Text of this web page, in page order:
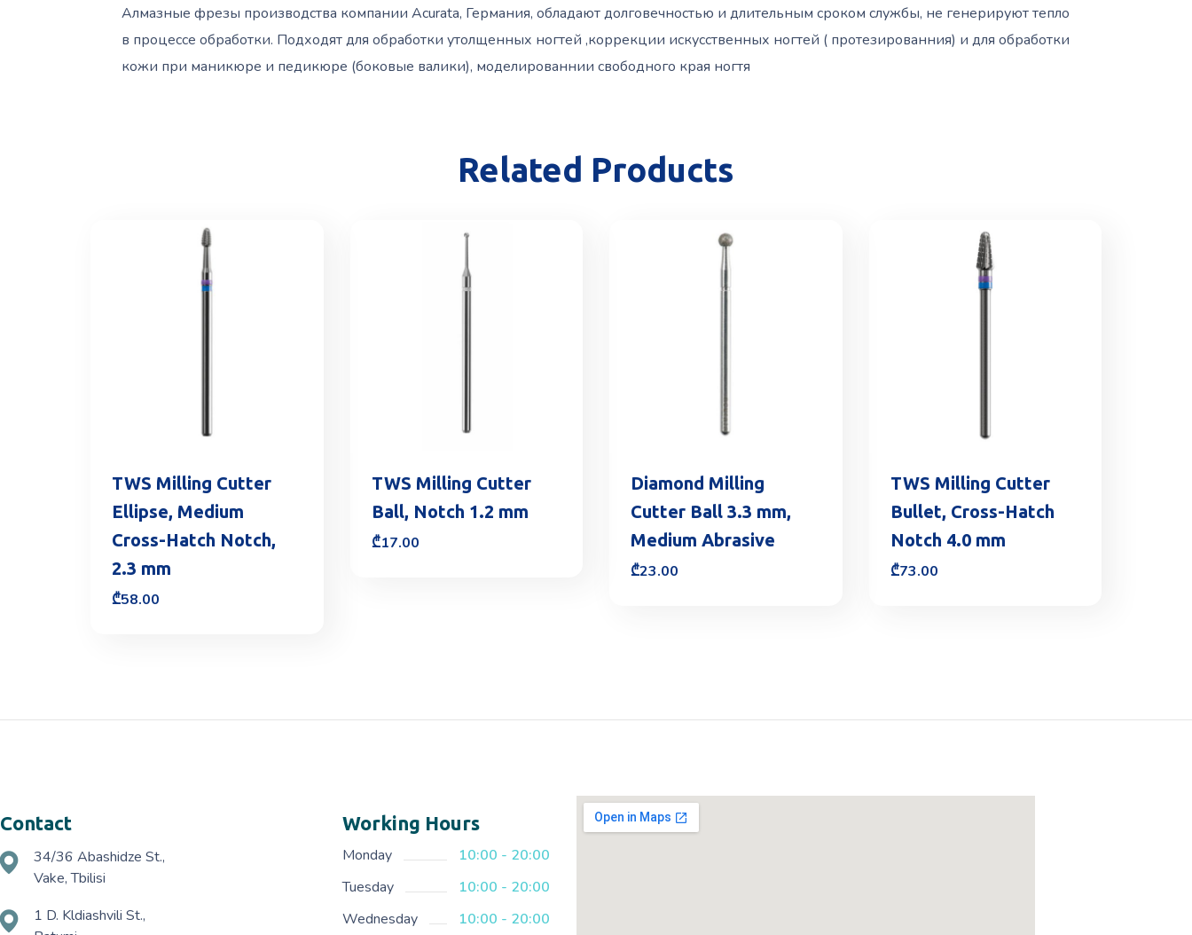
Алмазные фрезы производства компании Acurata, Германия, обладают долговечностью и длительным сроком службы, не генерируют тепло
в процессе обработки. Подходят для обработки утолщенных ногтей ,коррекции искусственных ногтей ( протезированния) и для обработки
кожи при маникюре и педикюре (боковые валики), моделированнии свободного края ногтя
Related Products
TWS Milling Cutter
Ellipse, Medium
Cross-Hatch Notch,
2.3 mm
₾58.00
TWS Milling Cutter
Ball, Notch 1.2 mm
₾17.00
Diamond Milling
Cutter Ball 3.3 mm,
Medium Abrasive
₾23.00
TWS Milling Cutter
Bullet, Cross-Hatch
Notch 4.0 mm
₾73.00
Contact
34/36 Abashidze St.,
Vake, Tbilisi
1 D. Kldiashvili St.,
Working Hours
Monday
10:00 - 20:00
Tuesday
10:00 - 20:00
Wednesday
10:00 - 20:00